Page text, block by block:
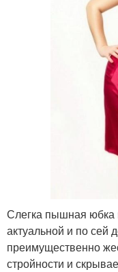
Слегка пышная юбка
актуальной и по сей
преимущественно
стройности и